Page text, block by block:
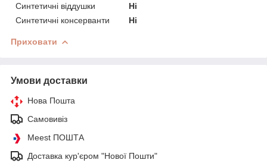
Синтетичні віддушки
Ні
Синтетичні консерванти
Ні
Приховати
Умови доставки
Нова Пошта
Самовивіз
Meest ПОШТА
Доставка кур'єром "Нової Пошти"